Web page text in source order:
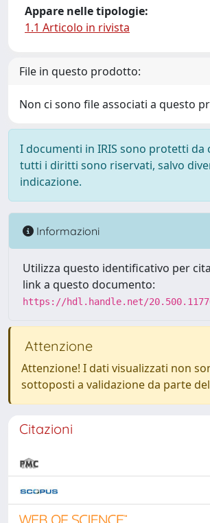
Appare nelle tipologie:
1.1 Articolo in rivista
File in questo prodotto:
Non ci sono file associati a questo
I documenti in IRIS sono protetti da
tutti i diritti sono riservati, salvo
indicazione.
Informazioni
Utilizza questo identificativo per
link a questo documento:
https://hdl.handle.net/
Attenzione
Attenzione! I dati visualizzati non
sottoposti a validazione da parte
Citazioni